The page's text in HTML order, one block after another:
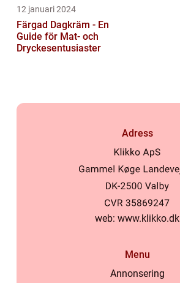
12 januari 2024
Färgad Dagkräm - En
Guide för Mat- och
Dryckesentusiaster
Adress
web: www.klikko.dk
Menu
Annonsering